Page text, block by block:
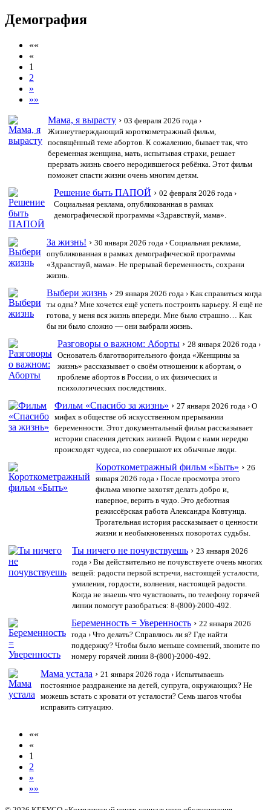
Демография
««
«
1
2
»
»»
Мама, я вырасту › 03 февраля 2026 года ›
Жизнеутверждающий короткометражный фильм,
посвящённый теме абортов. К сожалению, бывает так, что
беременная женщина, мать, испытывая страхи, решает
прервать жизнь своего неродившегося ребёнка. Этот фильм
поможет спасти жизни очень многим детям.
Решение быть ПАПОЙ › 02 февраля 2026 года›
Социальная реклама, опубликованная в рамках
демографической программы «Здравствуй, мама».
За жизнь! › 30 января 2026 года › Социальная реклама,
опубликованная в рамках демографической программы
«Здравствуй, мама». Не прерывай беременность, сохрани
жизнь.
Выбери жизнь › 29 января 2026 года › Как справиться когда
ты одна? Мне хочется ещё успеть построить карьеру. Я ещё не
готова, у меня вся жизнь впереди. Мне было страшно… Как
бы ни было сложно — они выбрали жизнь.
Разговоры о важном: Аборты › 28 января 2026 года ›
Основатель благотворительного фонда «Женщины за
жизнь» рассказывает о своём отношении к абортам, о
проблеме абортов в России, о их физических и
психологических последствиях.
Фильм «Спасибо за жизнь» › 27 января 2026 года › О
мифах в обществе об искусственном прерывании
беременности. Этот документальный фильм рассказывает
истории спасения детских жизней. Рядом с нами нередко
происходят чудеса, но совершают их обычные люди.
Короткометражный фильм «Быть» › 26
января 2026 года › После просмотра этого
фильма многие захотят делать добро и,
наверное, верить в чудо. Это дебютная
режиссёрская работа Александра Ковтунца.
Трогательная история рассказывает о ценности
жизни и необыкновенных поворотах судьбы.
Ты ничего не почувствуешь › 23 января 2026
года › Вы действительно не почувствуете очень многих
вещей: радости первой встречи, настоящей усталости,
умиления, гордости, волнения, настоящей радости.
Когда не знаешь что чувствовать, по телефону горячей
линии помогут разобраться: 8-(800)-2000-492.
Беременность = Уверенность › 22 января 2026
года › Что делать? Справлюсь ли я? Где найти
поддержку? Чтобы было меньше сомнений, звоните по
номеру горячей линии 8-(800)-2000-492.
Мама устала › 21 января 2026 года › Испытываешь
постоянное раздражение на детей, супруга, окружающих? Не
можешь встать с кровати от усталости? Семь шагов чтобы
исправить ситуацию.
««
«
1
2
»
»»